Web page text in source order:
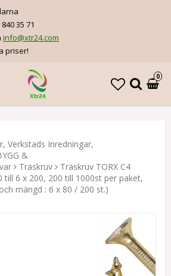
35 71
info@xtr24.com
priser!
0
Verkstads Inredningar,
&
Träskruv
Träskruv TORX C4
till 6 x 200, 200 till 1000st per paket,
mängd : 6 x 80 / 200 st.)